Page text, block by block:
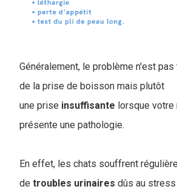
Généralement, le problème n'est
de la prise de boisson mais plutôt
une prise insuffisante lorsque votre
présente une pathologie.
En effet, les chats souffrent
de troubles urinaires dûs au stress